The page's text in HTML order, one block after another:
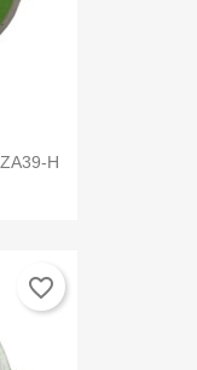
H
favorite_border